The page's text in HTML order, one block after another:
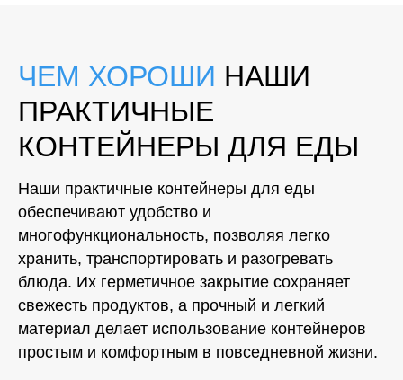
ЧЕМ ХОРОШИ НАШИ
ПРАКТИЧНЫЕ
КОНТЕЙНЕРЫ ДЛЯ ЕДЫ
Наши практичные контейнеры для еды
обеспечивают удобство и
многофункциональность, позволяя легко
хранить, транспортировать и разогревать
блюда. Их герметичное закрытие сохраняет
свежесть продуктов, а прочный и легкий
материал делает использование контейнеров
простым и комфортным в повседневной жизни.